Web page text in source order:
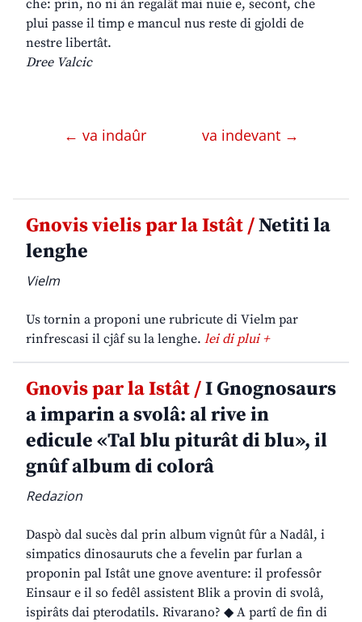
che: prin, no ni àn regalât mai nuie e, secont, che
plui passe il timp e mancul nus reste di gjoldi de
nestre libertât.
Dree Valcic
← va indaûr va indevant →
Gnovis vielis par la Istât /Netiti la
lenghe
Vielm
Us tornin a proponi une rubricute di Vielm par
rinfrescasi il cjâf su la lenghe. lei di plui +
Gnovis par la Istât /I Gnognosaurs
a imparin a svolâ: al rive in
edicule «Tal blu piturât di blu», il
gnûf album di colorâ
Redazion
Daspò dal sucès dal prin album vignût fûr a Nadâl, i
simpatics dinosauruts che a fevelin par furlan a
proponin pal Istât une gnove aventure: il professôr
Einsaur e il so fedêl assistent Blik a provin di svolâ,
ispirâts dai pterodatils. Rivarano? ◆ A partî de fin di